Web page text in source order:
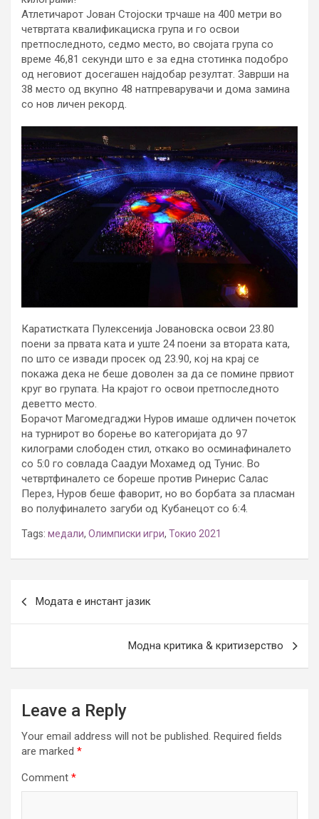
Атлетичарот Јован Стојоски трчаше на 400 метри во
четвртата квалификациска група и го освои
претпоследното, седмо место, во својата група со
време 46,81 секунди што е за една стотинка подобро
од неговиот досегашен најдобар резултат. Заврши на
38 место од вкупно 48 натпреварувачи и дома замина
со нов личен рекорд.
Каратистката Пулексенија Јовановска освои 23.80
поени за првата ката и уште 24 поени за втората ката,
по што се извади просек од 23.90, кој на крај се
покажа дека не беше доволен за да се помине првиот
круг во групата. На крајот го освои претпоследното
деветто место.
Борачот Магомедгаджи Нуров имаше одличен почеток
на турнирот во борење во категоријата до 97
килограми слободен стил, откако во осминафиналето
со 5:0 го совлада Саадуи Мохамед од Тунис. Во
четвртфиналето се бореше против Ринерис Салас
Перез, Нуров беше фаворит, но во борбата за пласман
во полуфиналето загуби од Кубанецот со 6:4.
Tags: медали, Олимписки игри, Токио 2021
navigation
Модата е инстант јазик
Модна критика & критизерство
Leave a Reply
Your email address will not be published. Required fields
are marked *
Comment *